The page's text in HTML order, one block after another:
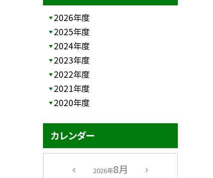
2026年度
2025年度
2024年度
2023年度
2022年度
2021年度
2020年度
カレンダー
2026年8月